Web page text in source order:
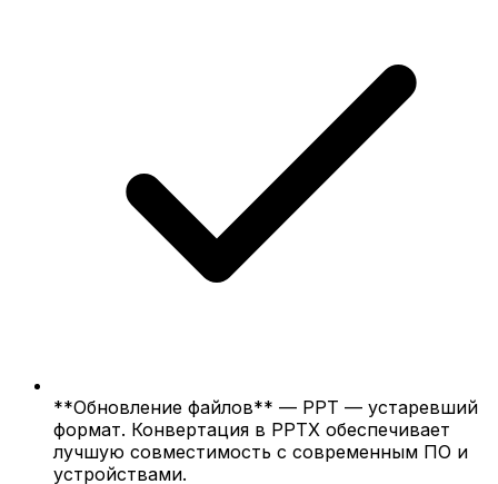
**Обновление файлов** — PPT — устаревший
формат. Конвертация в PPTX обеспечивает
лучшую совместимость с современным ПО и
устройствами.